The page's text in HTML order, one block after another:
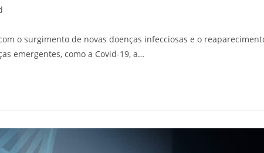
o surgimento de novas doenças infecciosas e o
emergentes, como a Covid-19, a…